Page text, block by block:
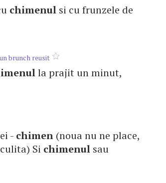
chimenul si cu frunzele de
brunch reusit
la prajit un minut,
- chimen (noua nu ne place,
Si chimenul sau